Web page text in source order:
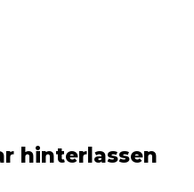
hinterlassen